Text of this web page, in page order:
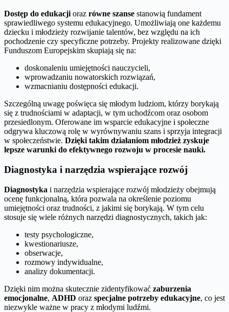
Dostęp do edukacji oraz równe szanse stanowią fundament
sprawiedliwego systemu edukacyjnego. Umożliwiają one każdemu
dziecku i młodzieży rozwijanie talentów, bez względu na ich
pochodzenie czy specyficzne potrzeby. Projekty realizowane dzięki
Funduszom Europejskim skupiają się na:
doskonaleniu umiejętności nauczycieli,
wprowadzaniu nowatorskich rozwiązań,
wzmacnianiu dostępności edukacji.
Szczególną uwagę poświęca się młodym ludziom, którzy borykają
się z trudnościami w adaptacji, w tym uchodźcom oraz osobom
przesiedlonym. Oferowane im wsparcie edukacyjne i społeczne
odgrywa kluczową rolę w wyrównywaniu szans i sprzyja integracji
w społeczeństwie. Dzięki takim działaniom młodzież zyskuje
lepsze warunki do efektywnego rozwoju w procesie nauki.
Diagnostyka i narzędzia wspierające rozwój
Diagnostyka i narzędzia wspierające rozwój młodzieży obejmują
ocenę funkcjonalną, która pozwala na określenie poziomu
umiejętności oraz trudności, z jakimi się borykają. W tym celu
stosuje się wiele różnych narzędzi diagnostycznych, takich jak:
testy psychologiczne,
kwestionariusze,
obserwacje,
rozmowy indywidualne,
analizy dokumentacji.
Dzięki nim można skutecznie zidentyfikować zaburzenia
emocjonalne, ADHD oraz specjalne potrzeby edukacyjne, co jest
niezwykle ważne w pracy z młodymi ludźmi.